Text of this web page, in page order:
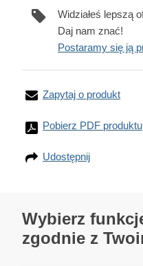
Widziałeś lepszą
Daj nam znać!
Postaramy się ją
Zapytaj o produkt
Pobierz PDF produktu
Udostępnij
Wybierz
zgodnie z